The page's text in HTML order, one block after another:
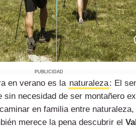
PUBLICIDAD
en verano es la naturaleza: El
necesidad de ser montañero
en familia entre
merece la pena descubrir el